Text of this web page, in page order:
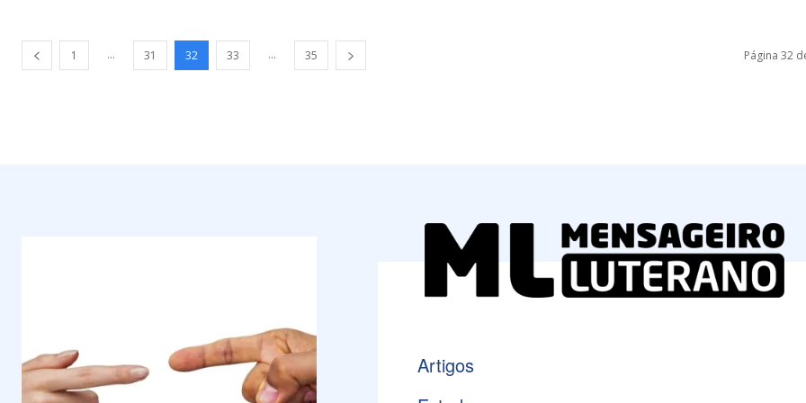
1 ... 31 32 33 ... 35 Página 32
Artigos